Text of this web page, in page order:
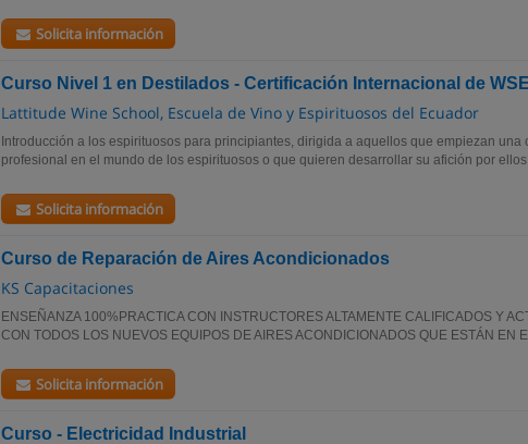
Solicita información
Curso Nivel 1 en Destilados - Certificación Internacional de
Lattitude Wine School, Escuela de Vino y Espirituosos del Ecuador
Introducción a los espirituosos para principiantes, dirigida a aquellos que empiezan una
profesional en el mundo de los espirituosos o que quieren desarrollar su afición por ellos.
Solicita información
Curso de Reparación de Aires Acondicionados
KS Capacitaciones
ENSEÑANZA 100%PRACTICA CON INSTRUCTORES ALTAMENTE CALIFICADOS Y
CON TODOS LOS NUEVOS EQUIPOS DE AIRES ACONDICIONADOS QUE ESTÁN EN
Solicita información
Curso - Electricidad Industrial